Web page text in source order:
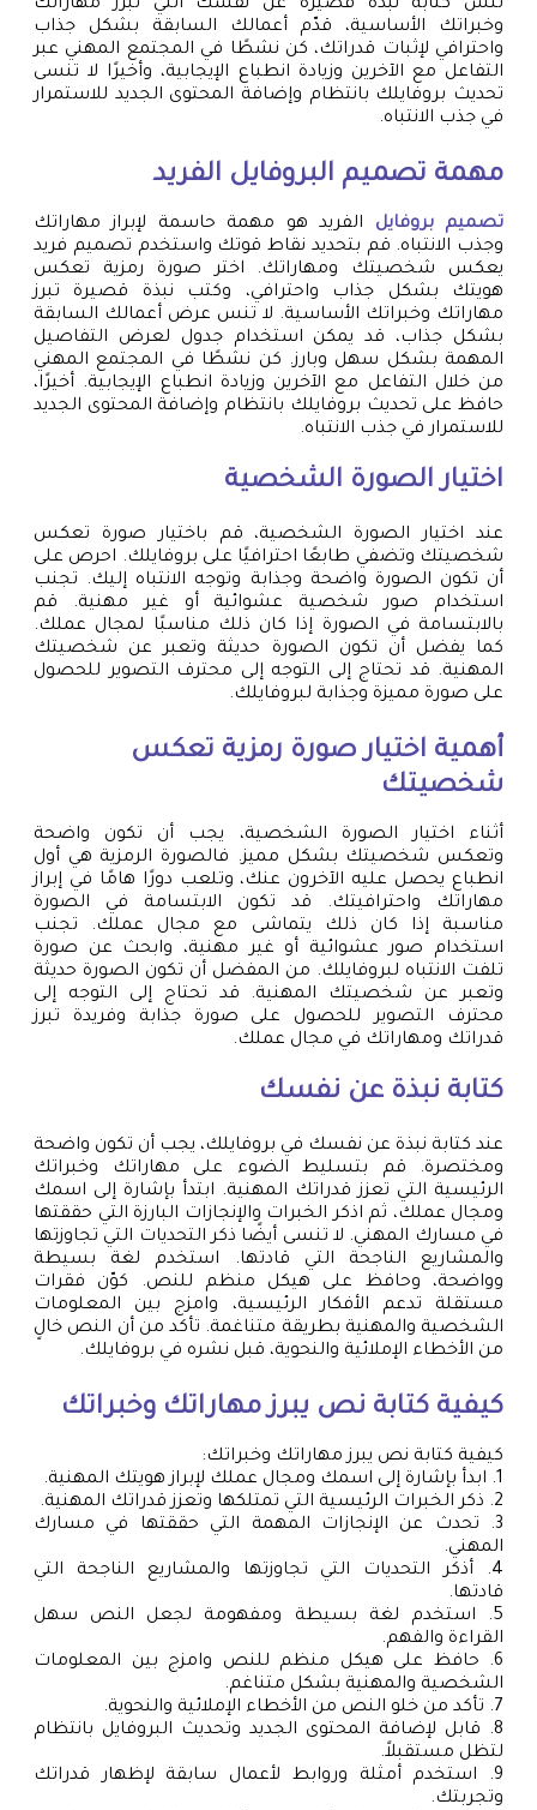
تنس كتابة نبذة قصيرة عن نفسك التي تبرز مهاراتك
وخبراتك الأساسية، قدّم أعمالك السابقة بشكل جذاب
واحترافي لإثبات قدراتك، كن نشطًا في المجتمع المهني عبر
التفاعل مع الآخرين وزيادة انطباع الإيجابية، وأخيرًا لا تنسى
تحديث بروفايلك بانتظام وإضافة المحتوى الجديد للاستمرار
في جذب الانتباه.
مهمة تصميم البروفايل الفريد
تصميم بروفايل الفريد هو مهمة حاسمة لإبراز مهاراتك
وجذب الانتباه. قم بتحديد نقاط قوتك واستخدم تصميم فريد
يعكس شخصيتك ومهاراتك. اختر صورة رمزية تعكس
هويتك بشكل جذاب واحترافي، وكتب نبذة قصيرة تبرز
مهاراتك وخبراتك الأساسية. لا تنس عرض أعمالك السابقة
بشكل جذاب، قد يمكن استخدام جدول لعرض التفاصيل
المهمة بشكل سهل وبارز. كن نشطًا في المجتمع المهني
من خلال التفاعل مع الآخرين وزيادة انطباع الإيجابية. أخيرًا،
حافظ على تحديث بروفايلك بانتظام وإضافة المحتوى الجديد
للاستمرار في جذب الانتباه.
اختيار الصورة الشخصية
عند اختيار الصورة الشخصية، قم باختيار صورة تعكس
شخصيتك وتضفي طابعًا احترافيًا على بروفايلك. احرص على
أن تكون الصورة واضحة وجذابة وتوجه الانتباه إليك. تجنب
استخدام صور شخصية عشوائية أو غير مهنية. قم
بالابتسامة في الصورة إذا كان ذلك مناسبًا لمجال عملك.
كما يفضل أن تكون الصورة حديثة وتعبر عن شخصيتك
المهنية. قد تحتاج إلى التوجه إلى محترف التصوير للحصول
على صورة مميزة وجذابة لبروفايلك.
أهمية اختيار صورة رمزية تعكس
شخصيتك
أثناء اختيار الصورة الشخصية، يجب أن تكون واضحة
وتعكس شخصيتك بشكل مميز. فالصورة الرمزية هي أول
انطباع يحصل عليه الآخرون عنك، وتلعب دورًا هامًا في إبراز
مهاراتك واحترافيتك. قد تكون الابتسامة في الصورة
مناسبة إذا كان ذلك يتماشى مع مجال عملك. تجنب
استخدام صور عشوائية أو غير مهنية، وابحث عن صورة
تلفت الانتباه لبروفايلك. من المفضل أن تكون الصورة حديثة
وتعبر عن شخصيتك المهنية. قد تحتاج إلى التوجه إلى
محترف التصوير للحصول على صورة جذابة وفريدة تبرز
قدراتك ومهاراتك في مجال عملك.
كتابة نبذة عن نفسك
عند كتابة نبذة عن نفسك في بروفايلك، يجب أن تكون واضحة
ومختصرة. قم بتسليط الضوء على مهاراتك وخبراتك
الرئيسية التي تعزز قدراتك المهنية. ابتدأ بإشارة إلى اسمك
ومجال عملك، ثم اذكر الخبرات والإنجازات البارزة التي حققتها
في مسارك المهني. لا تنسى أيضًا ذكر التحديات التي تجاوزتها
والمشاريع الناجحة التي قادتها. استخدم لغة بسيطة
وواضحة، وحافظ على هيكل منظم للنص. كوّن فقرات
مستقلة تدعم الأفكار الرئيسية، وامزج بين المعلومات
الشخصية والمهنية بطريقة متناغمة. تأكد من أن النص خالٍ
من الأخطاء الإملائية والنحوية، قبل نشره في بروفايلك.
كيفية كتابة نص يبرز مهاراتك وخبراتك
كيفية كتابة نص يبرز مهاراتك وخبراتك:
1. ابدأ بإشارة إلى اسمك ومجال عملك لإبراز هويتك المهنية.
2. ذكر الخبرات الرئيسية التي تمتلكها وتعزز قدراتك المهنية.
3. تحدث عن الإنجازات المهمة التي حققتها في مسارك
المهني.
4. أذكر التحديات التي تجاوزتها والمشاريع الناجحة التي
قادتها.
5. استخدم لغة بسيطة ومفهومة لجعل النص سهل
القراءة والفهم.
6. حافظ على هيكل منظم للنص وامزج بين المعلومات
الشخصية والمهنية بشكل متناغم.
7. تأكد من خلو النص من الأخطاء الإملائية والنحوية.
8. قابل لإضافة المحتوى الجديد وتحديث البروفايل بانتظام
لتظل مستقبلاً.
9. استخدم أمثلة وروابط لأعمال سابقة لإظهار قدراتك
وتجربتك.